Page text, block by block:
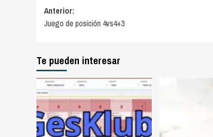
Navegación
de
Anterior:
Juego de posición 4vs4+3
Te pueden interesar